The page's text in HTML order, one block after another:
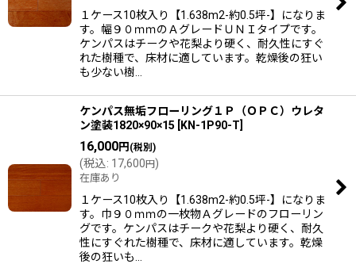
１ケース10枚入り【1.638m2-約0.5坪-】になりま
す。幅９０ｍｍのＡグレードＵＮＩタイプです。
ケンパスはチークや花梨より硬く、耐久性にすぐ
れた樹種で、床材に適しています。乾燥後の狂い
も少ない樹…
ケンパス無垢フローリング１Ｐ（ＯＰＣ）ウレタ
ン塗装1820×90×15
KN-1P90-T
16,000円 (税別)
(税込: 17,600円)
在庫あり
１ケース10枚入り【1.638m2-約0.5坪-】になりま
す。巾９０ｍｍの一枚物Ａグレードのフローリン
グです。ケンパスはチークや花梨より硬く、耐久
性にすぐれた樹種で、床材に適しています。乾燥
後の狂いも…